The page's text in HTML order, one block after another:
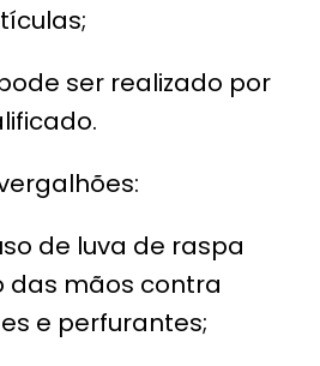
ser realizado por
de luva de raspa
mãos contra
e perfurantes;